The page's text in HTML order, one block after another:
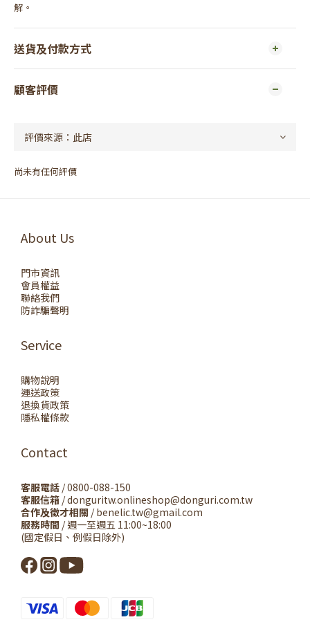
解。
送貨及付款方式
顧客評價
尚未有任何評價
About Us
門市資訊
會員權益
聯絡我們
防詐騙聲明
Service
購物說明
運送政策
退換貨政策
隱私權條款
Contact
客服電話 / 0800-088-150
客服信箱 / donguritw.onlineshop@donguri.com.tw
合作及徵才相關 / benelic.tw@gmail.com
服務時間 / 週一至週五 11:00~18:00
(國定假日、例假日除外)